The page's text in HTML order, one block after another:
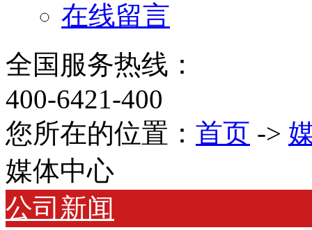
在线留言
全国服务热线：
400-6421-400
您所在的位置： 首页 ->
媒体中心
公司新闻